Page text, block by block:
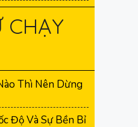
CHẠY
Thì Nên Dừng
Độ Và Sự Bền Bỉ